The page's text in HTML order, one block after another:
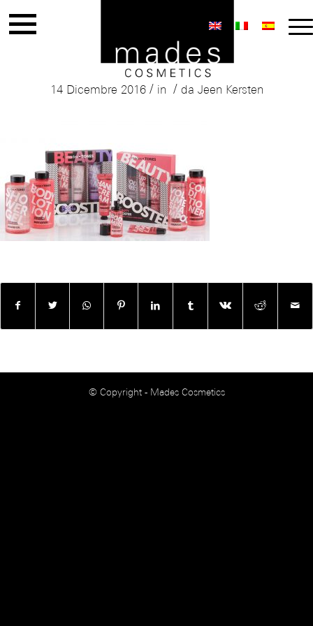
Mades Tones Booster Red
14 Dicembre 2016 / in / da Jeen Kersten
© Copyright - Mades Cosmetics